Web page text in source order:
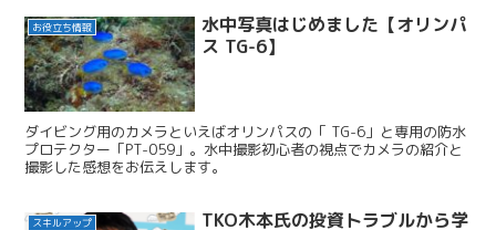
お役立ち情報
水中写真はじめました【オリンパ
ス TG-6】
ダイビング用のカメラといえばオリンパスの「 TG-6」と専用の防水
プロテクター「PT-059」。水中撮影初心者の視点でカメラの紹介と
撮影した感想をお伝えします。
スキルアップ
TKO木本氏の投資トラブルから学